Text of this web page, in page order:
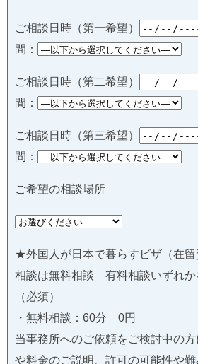
ご相談日時（第一希望）
間：
ご相談日時（第二希望）
間：
ご相談日時（第三希望）
間：
ご希望の相談場所
★外国人が日本で暮らすビザ（在
相談は無料相談 有料相談いずれか
（必須）
・無料相談：60分 0円
当事務所へのご依頼をご検討中の
や料金のご説明、許可の可能性や